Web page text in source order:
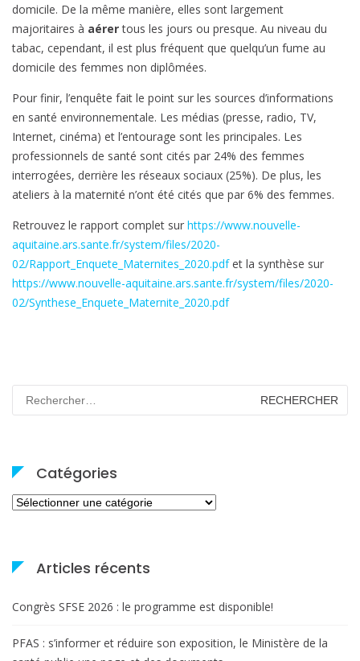
domicile. De la même manière, elles sont largement
majoritaires à aérertous les jours ou presque. Au niveau du
tabac, cependant, il est plus fréquent que quelqu’un fume au
domicile des femmes non diplômées.
Pour finir, l’enquête fait le point sur les sources d’informations
en santé environnementale. Les médias (presse, radio, TV,
Internet, cinéma) et l’entourage sont les principales. Les
professionnels de santé sont cités par 24% des femmes
interrogées, derrière les réseaux sociaux (25%). De plus, les
ateliers à la maternité n’ont été cités que par 6% des femmes.
Retrouvez le rapport complet sur https://www.nouvelle-
aquitaine.ars.sante.fr/system/files/2020-
02/Rapport_Enquete_Maternites_2020.pdfet la synthèse sur
https://www.nouvelle-aquitaine.ars.sante.fr/system/files/2020-
02/Synthese_Enquete_Maternite_2020.pdf
Rechercher :
Catégories
Catégories
Articles récents
Congrès SFSE 2026 : le programme est disponible!
PFAS : s’informer et réduire son exposition, le Ministère de la